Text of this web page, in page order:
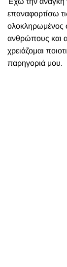
επαναφορτίσω
ολοκληρωμένος
ανθρώπους και
χρειάζομαι
παρηγοριά μου.